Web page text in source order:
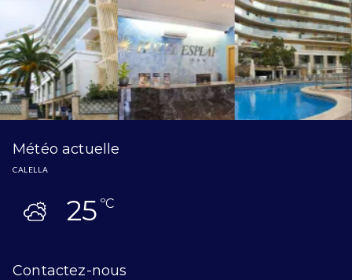
Météo actuelle
CALELLA
25ºC
Contactez-nous